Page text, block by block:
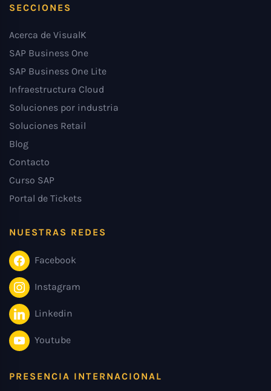
SECCIONES
Acerca de VisualK
SAP Business One
SAP Business One Lite
Infraestructura Cloud
Soluciones por industria
Soluciones Retail
Blog
Contacto
Curso SAP
Portal de Tickets
NUESTRAS REDES
Facebook
Instagram
Linkedin
Youtube
PRESENCIA INTERNACIONAL